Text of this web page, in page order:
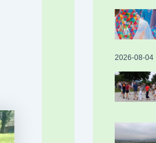
2026-08-04